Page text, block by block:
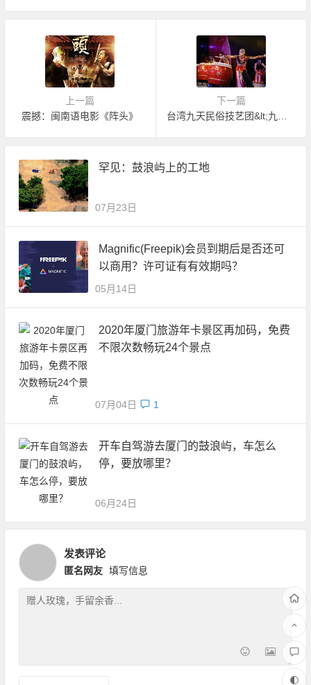
上一篇
震撼：闽南语电影《阵头》
下一篇
罕见：鼓浪屿上的工地
07月23日
Magnific(Freepik)会员到期后是否还可
以商用？许可证有有效期吗？
05月14日
2020年厦门旅游年卡景区再加码，免费
不限次数畅玩24个景点
07月04日 1
开车自驾游去厦门的鼓浪屿，车怎么
停，要放哪里？
06月24日
发表评论
匿名网友 填写信息